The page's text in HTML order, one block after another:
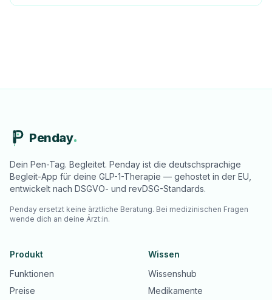
Penday
Dein Pen-Tag. Begleitet. Penday ist die deutschsprachige
Begleit-App für deine GLP-1-Therapie — gehostet in der EU,
entwickelt nach DSGVO- und revDSG-Standards.
Penday ersetzt keine ärztliche Beratung. Bei medizinischen Fragen
wende dich an deine Ärzt:in.
Produkt
Funktionen
Preise
Wissen
Wissenshub
Medikamente